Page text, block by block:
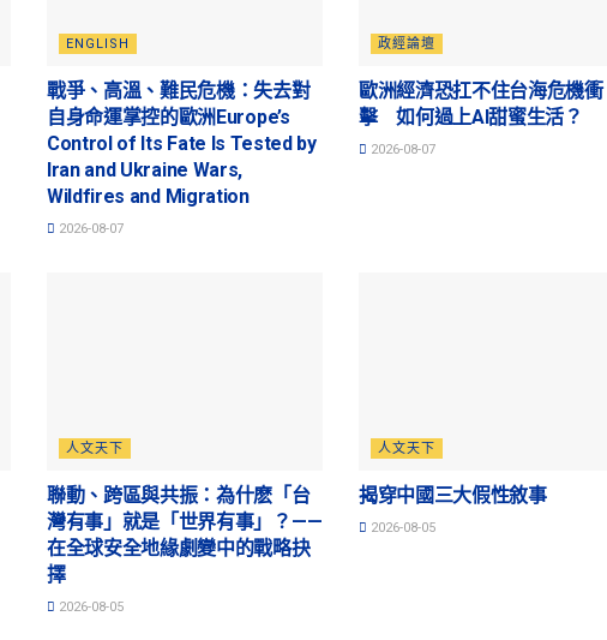
ENGLISH
戰爭、高溫、難民危機：失去對
自身命運掌控的歐洲Europe’s
Control of Its Fate Is Tested by
Iran and Ukraine Wars,
Wildfires and Migration
2026-08-07
政經論壇
歐洲經濟恐扛不住台海危機衝
擊 如何過上AI甜蜜生活？
2026-08-07
人文天下
聯動、跨區與共振：為什麽「台
灣有事」就是「世界有事」？——
在全球安全地緣劇變中的戰略抉
擇
2026-08-05
人文天下
揭穿中國三大假性敘事
2026-08-05